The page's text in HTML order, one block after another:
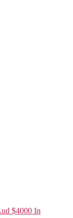
$4000 In